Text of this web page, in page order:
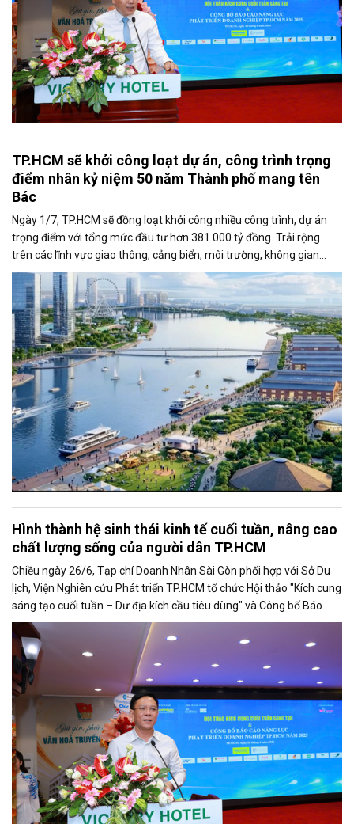
TP.HCM sẽ khởi công loạt dự án, công trình trọng
điểm nhân kỷ niệm 50 năm Thành phố mang tên
Bác
Ngày 1/7, TP.HCM sẽ đồng loạt khởi công nhiều công trình, dự án
trọng điểm với tổng mức đầu tư hơn 381.000 tỷ đồng. Trải rộng
trên các lĩnh vực giao thông, cảng biển, môi trường, không gian
công cộng và nhà ở xã hội, các dự án được kỳ vọng tạo động lực
tăng trưởng mới, mở rộng không gian phát triển và nâng cao năng
lực cạnh tranh của đô thị lớn nhất cả nước.
Hình thành hệ sinh thái kinh tế cuối tuần, nâng cao
chất lượng sống của người dân TP.HCM
Chiều ngày 26/6, Tạp chí Doanh Nhân Sài Gòn phối hợp với Sở Du
lịch, Viện Nghiên cứu Phát triển TP.HCM tổ chức Hội thảo "Kích cung
sáng tạo cuối tuần – Dư địa kích cầu tiêu dùng" và Công bố Báo
cáo năng lực phát triển doanh nghiệp TP.HCM năm 2025. Trân
trọng giới thiệu phát biểu của ông Nguyễn Ngọc Hồi - Phó Giám đốc
Sở Văn hoá - Thể thao TP.HCM tại Hội thảo.